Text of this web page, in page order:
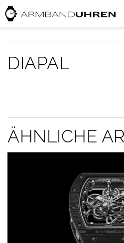
DIAPAL
ÄHNLICHE